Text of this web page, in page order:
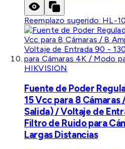
Reemplazo sugerido: HL-
HIKVISION
Fuente de Poder
15 Vcc para 8 Cámaras
Salida) / Voltaje de
Filtro de Ruido para
Largas Distancias